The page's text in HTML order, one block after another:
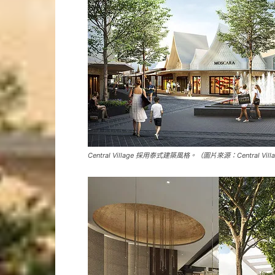
Central Village 採用泰式建築風格。（圖片來源：Central